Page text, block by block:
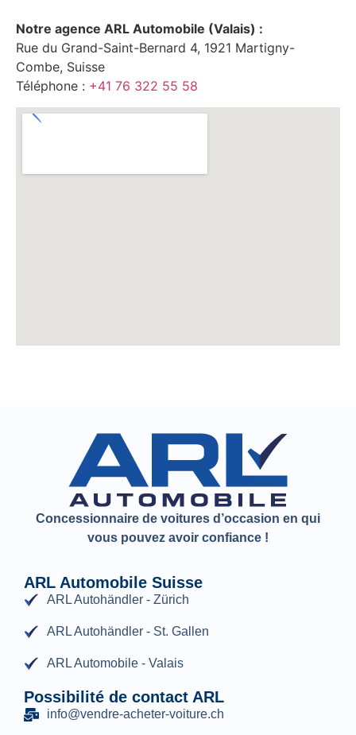
Notre agence ARL Automobile (Valais) :
Rue du Grand-Saint-Bernard 4, 1921 Martigny-
Combe, Suisse
Téléphone : +41 76 322 55 58
Concessionnaire de voitures d’occasion en qui
vous pouvez avoir confiance !
ARL Automobile Suisse
ARL Autohändler - Zürich
ARL Autohändler - St. Gallen
ARL Automobile - Valais
Possibilité de contact ARL
info@vendre-acheter-voiture.ch